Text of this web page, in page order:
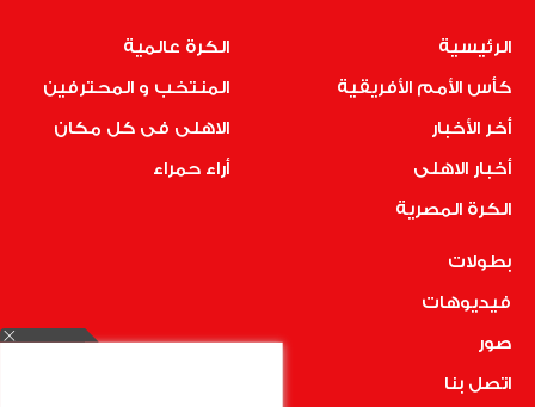
الرئيسية
كأس الأمم الأفريقية
أخر الأخبار
أخبار الاهلى
الكرة المصرية
الكرة عالمية
المنتخب و المحترفين
الاهلى فى كل مكان
أراء حمراء
بطولات
فيديوهات
صور
اتصل بنا